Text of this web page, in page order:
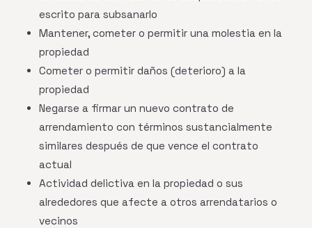
escrito para subsanarlo
Mantener, cometer o permitir una molestia en la
propiedad
Cometer o permitir daños (deterioro) a la
propiedad
Negarse a firmar un nuevo contrato de
arrendamiento con términos sustancialmente
similares después de que vence el contrato
actual
Actividad delictiva en la propiedad o sus
alrededores que afecte a otros arrendatarios o
vecinos